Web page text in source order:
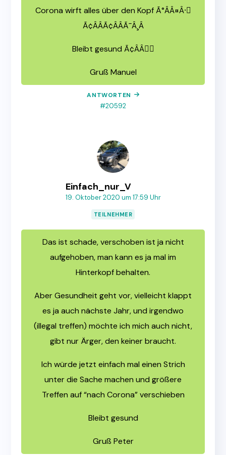
Corona wirft alles über den Kopf Ã°ÂÂ¤Â·🏼
Ã¢ÂÂÃ¢ÂÂÃ¯Â¸Â
Bleibt gesund Ã¢ÂÂ🏼
Gruß Manuel
ANTWORTEN
#20592
Einfach_nur_V
19. Oktober 2020 um 17:59 Uhr
TEILNEHMER
Das ist schade, verschoben ist ja nicht
aufgehoben, man kann es ja mal im
Hinterkopf behalten.
Aber Gesundheit geht vor, vielleicht klappt
es ja auch nächste Jahr, und irgendwo
(illegal treffen) möchte ich mich auch nicht,
gibt nur Ärger, den keiner braucht.
Ich würde jetzt einfach mal einen Strich
unter die Sache machen und größere
Treffen auf “nach Corona” verschieben
Bleibt gesund
Gruß Peter